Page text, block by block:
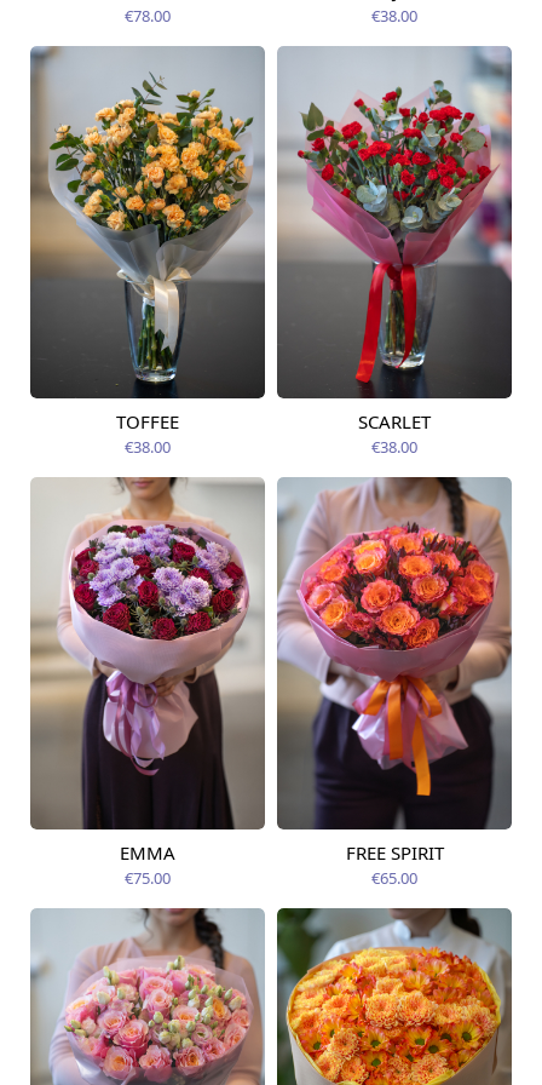
€78.00
12.08.2026
€38.00
Pieejams šodien
TOFFEE
€38.00
Pieejams šodien
SCARLET
€38.00
Pieejama no
EMMA
€75.00
Pieejams šodien
FREE SPIRIT
€65.00